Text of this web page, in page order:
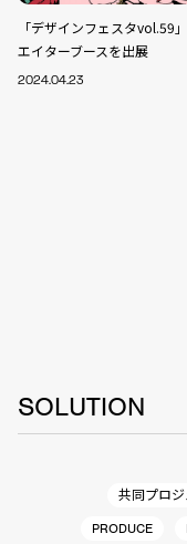
「デザインフェスタvol.59
エイターブースを出展
2024.04.23
SOLUTION
共同プロジ
PRODUCE